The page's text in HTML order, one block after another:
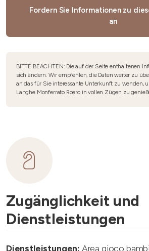
Fordern Sie Informationen zu
an
BITTE BEACHTEN: Die auf der Seite enthaltenen
sich ändern. Wir empfehlen, die Daten weiter zu
an das für Sie interessante Unterkunft zu wenden,
Langhe Monferrato Roero in vollen Zügen zu
Zugänglichkeit und
Dienstleistungen
Dienstleistungen: Area gioco